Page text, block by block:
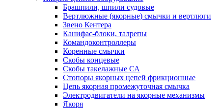
Брашпили, шпили судовые
Вертлюжные (якорные) смычки и вертлюги
Звено Кентера
Канифас-блоки, талрепы
Командоконтроллеры
Коренные смычки
Скобы концевые
Скобы такелажные СА
Стопоры якорных цепей фрикционные
Цепь якорная промежуточная смычка
Электродвигатели на якорные механизмы
Якоря